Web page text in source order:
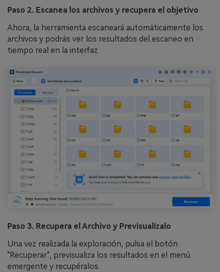
Paso 2. Escanea los archivos y recupera el objetivo
Ahora, la herramienta escaneará automáticamente los
archivos y podrás ver los resultados del escaneo en
tiempo real en la interfaz.
Paso 3. Recupera el Archivo y Previsualízalo
Una vez realizada la exploración, pulsa el botón
"Recuperar", previsualiza los resultados en el menú
emergente y recupéralos.